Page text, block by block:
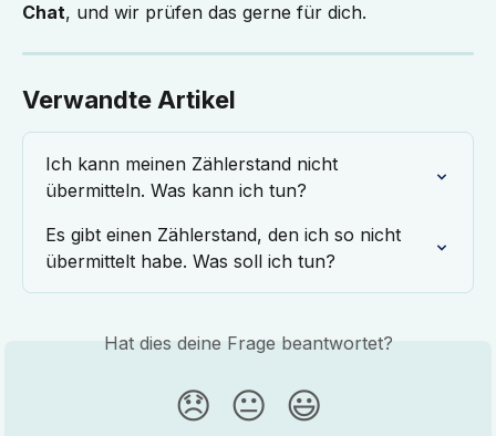
Chat, und wir prüfen das gerne für dich.
Verwandte Artikel
Ich kann meinen Zählerstand nicht
übermitteln. Was kann ich tun?
Es gibt einen Zählerstand, den ich so nicht
übermittelt habe. Was soll ich tun?
Hat dies deine Frage beantwortet?
😞 😐 😃